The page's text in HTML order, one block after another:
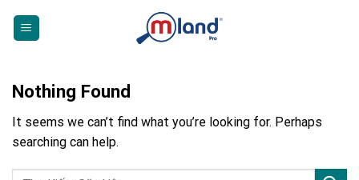
Nothing Found
It seems we can’t find what you’re looking for. Perhaps
searching can help.